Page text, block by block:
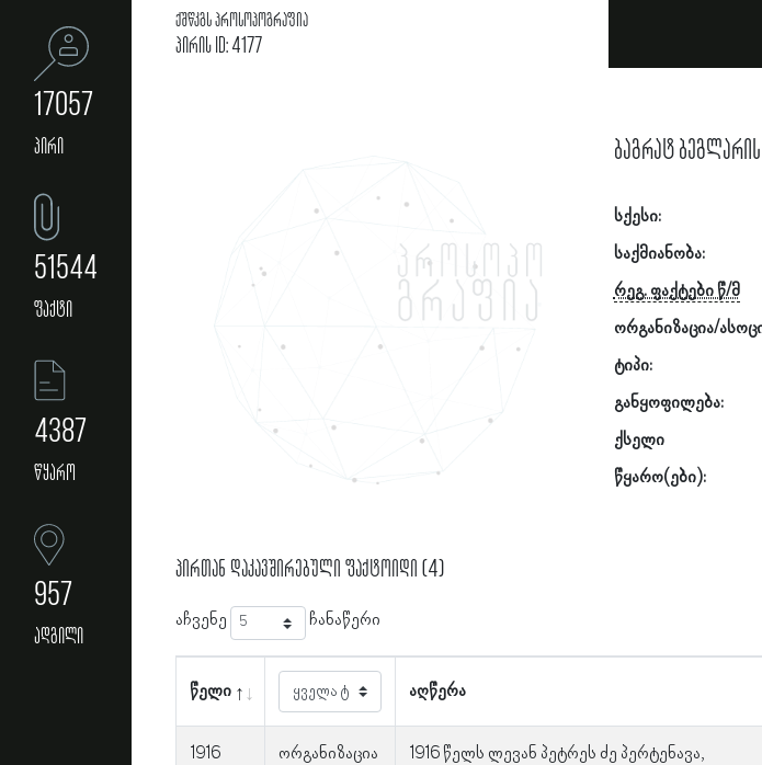
17057
პირი
51544
ფაქტი
4387
წყარო
957
ადგილი
ქშწკგს პროსოპოგრაფია
პირის ID: 4177
ბაგრატ
სქესი:
საქმიანობა:
რეგ. ფაქტები წ/მ
ორგანიზაცია/
ტიპი:
განყოფილება:
ქსელი
წყარო(ები):
პირთან დაკავშირებული ფაქტოიდი (4)
აჩვენე ჩანაწერი
წელი აღწერა
1916 ორგანიზაცია
1916 წელს ლევან პეტრეს ძე პერტენავა,